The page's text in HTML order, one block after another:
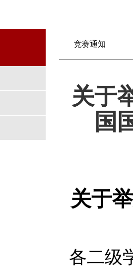
竞赛通知
关于
国
关于
各二级